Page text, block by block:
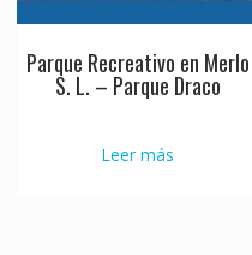
Parque Recreativo en Merlo
S. L. – Parque Draco
Leer más